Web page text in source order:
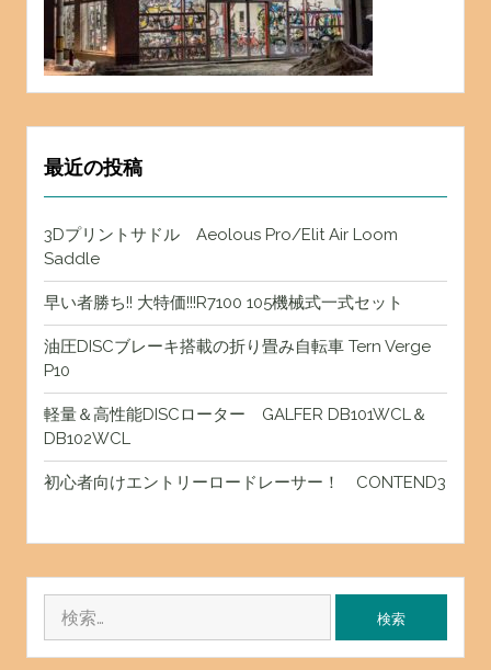
最近の投稿
3Dプリントサドル Aeolous Pro/Elit Air Loom
Saddle
早い者勝ち!! 大特価!!!R7100 105機械式一式セット
油圧DISCブレーキ搭載の折り畳み自転車 Tern Verge
P10
軽量＆高性能DISCローター GALFER DB101WCL＆
DB102WCL
初心者向けエントリーロードレーサー！ CONTEND3